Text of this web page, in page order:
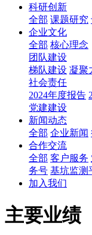
科研创新
全部 课题研究
企业文化
全部 核心理念
团队建设
梯队建设 凝聚
社会责任
2024年度报告
党建建设
新闻动态
全部 企业新闻
合作交流
全部 客户服务
务号 基坑监测
加入我们
主要业绩